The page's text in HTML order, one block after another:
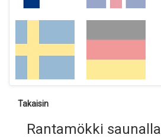
Takaisin
Rantamökki saunalla